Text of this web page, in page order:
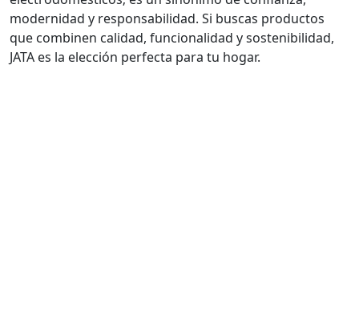
modernidad y responsabilidad. Si buscas productos
que combinen calidad, funcionalidad y sostenibilidad,
JATA es la elección perfecta para tu hogar.